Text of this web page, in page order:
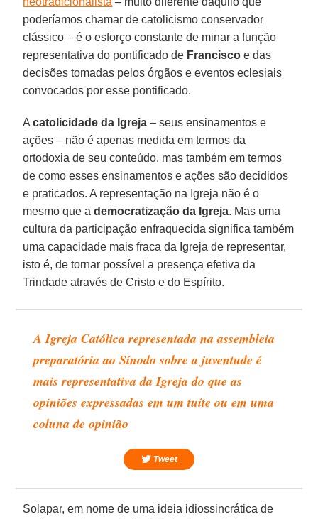
poderíamos chamar de catolicismo conservador
clássico – é o esforço constante de minar a função
representativa do pontificado de Francisco e das
decisões tomadas pelos órgãos e eventos eclesiais
convocados por esse pontificado.
Acatolicidade da Igreja – seus ensinamentos e
ações – não é apenas medida em termos da
ortodoxia de seu conteúdo, mas também em termos
de como esses ensinamentos e ações são decididos
e praticados. A representação na Igreja não é o
mesmo que ademocratização da Igreja. Mas uma
cultura da participação enfraquecida significa também
uma capacidade mais fraca da Igreja de representar,
isto é, de tornar possível a presença efetiva da
Trindade através de Cristo e do Espírito.
A Igreja Católica representada na assembleia
preparatória ao Sínodo sobre a juventude é
mais representativa da Igreja do que as
opiniões expressadas em um tuíte ou em uma
coluna de opinião
Tweet
Solapar, em nome de uma ideia idiossincrática de